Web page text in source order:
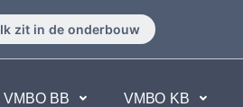
Ik zit in de onderbouw
VMBO BB VMBO KB